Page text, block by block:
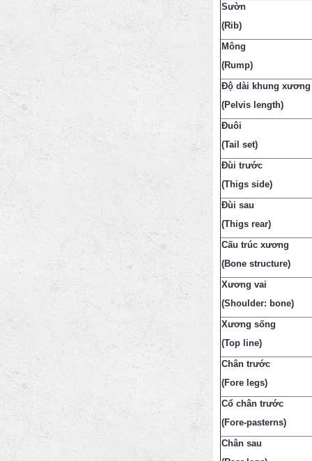
Sườn
(Rib)
Mông
(Rump)
Độ dài khung xương
(Pelvis length)
Đuôi
(Tail set)
Đùi trước
(Thigs side)
Đùi sau
(Thigs rear)
Cấu trúc xương
(Bone structure)
Xương vai
(Shoulder: bone)
Xương sống
(Top line)
Chân trước
(Fore legs)
Cổ chân trước
(Fore-pasterns)
Chân sau